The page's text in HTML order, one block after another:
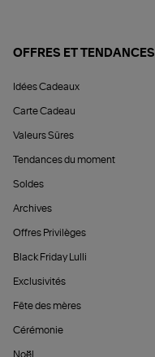
OFFRES ET TENDANCES
Idées Cadeaux
Carte Cadeau
Valeurs Sûres
Tendances du moment
Soldes
Archives
Offres Privilèges
Black Friday Lulli
Exclusivités
Fête des mères
Cérémonie
Noël